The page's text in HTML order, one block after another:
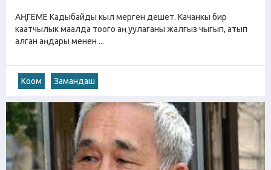
АҢГЕМЕ Кадыбайды кыл мерген дешет. Качанкы бир
каатчылык маалда тоого аң уулаганы жалгыз чыгып, атып
алган аңдары менен ...
Коом Замандаш